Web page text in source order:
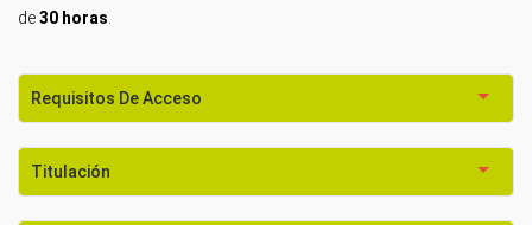
de30 horas
Requisitos De Acceso
Titulación